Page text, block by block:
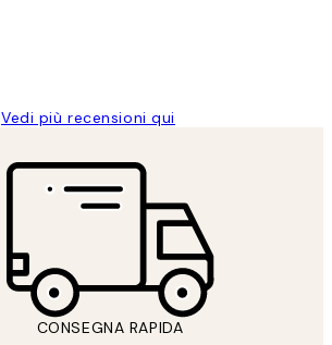
Vedi più recensioni qui
CONSEGNA RAPIDA